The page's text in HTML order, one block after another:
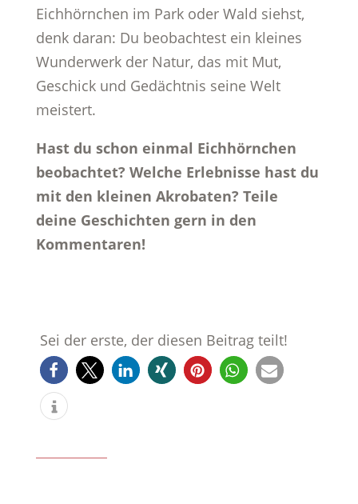
Eichhörnchen im Park oder Wald siehst,
denk daran: Du beobachtest ein kleines
Wunderwerk der Natur, das mit Mut,
Geschick und Gedächtnis seine Welt
meistert.
Hast du schon einmal Eichhörnchen
beobachtet? Welche Erlebnisse hast du
mit den kleinen Akrobaten? Teile
deine Geschichten gern in den
Kommentaren!
Sei der erste, der diesen Beitrag teilt!